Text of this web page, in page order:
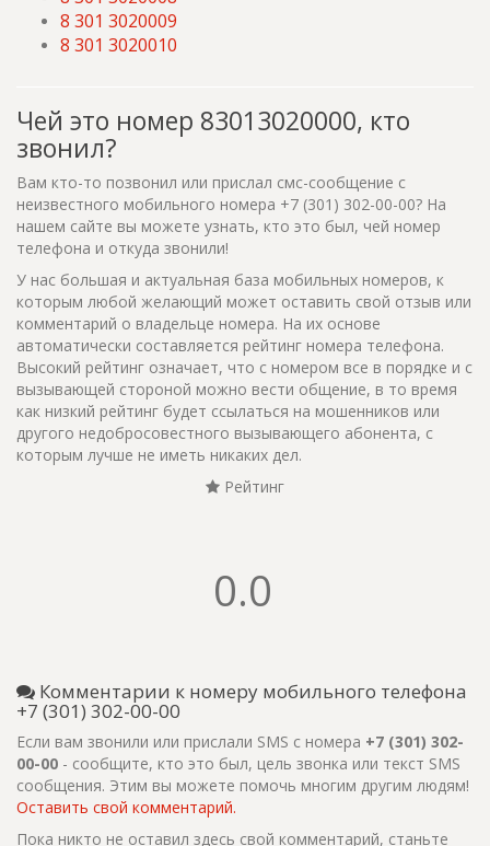
8 301 3020009
8 301 3020010
Чей это номер 83013020000, кто
звонил?
Вам кто-то позвонил или прислал смс-сообщение с
неизвестного мобильного номера +7 (301) 302-00-00? На
нашем сайте вы можете узнать, кто это был, чей номер
телефона и откуда звонили!
У нас большая и актуальная база мобильных номеров, к
которым любой желающий может оставить свой отзыв или
комментарий о владельце номера. На их основе
автоматически составляется рейтинг номера телефона.
Высокий рейтинг означает, что с номером все в порядке и с
вызывающей стороной можно вести общение, в то время
как низкий рейтинг будет ссылаться на мошенников или
другого недобросовестного вызывающего абонента, с
которым лучше не иметь никаких дел.
Рейтинг
0.0
Комментарии к номеру мобильного телефона
+7 (301) 302-00-00
Если вам звонили или прислали SMS с номера +7 (301) 302-
00-00 - сообщите, кто это был, цель звонка или текст SMS
сообщения. Этим вы можете помочь многим другим людям!
Оставить свой комментарий.
Пока никто не оставил здесь свой комментарий, станьте